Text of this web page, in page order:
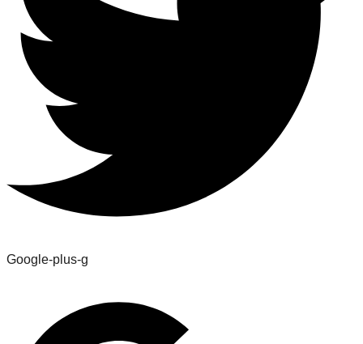
Google-plus-g